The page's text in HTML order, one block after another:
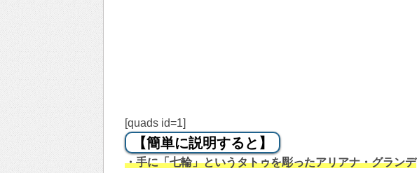
[quads id=1]
【簡単に説明すると】
・手に「七輪」というタトゥを彫ったアリアナ・グランデ